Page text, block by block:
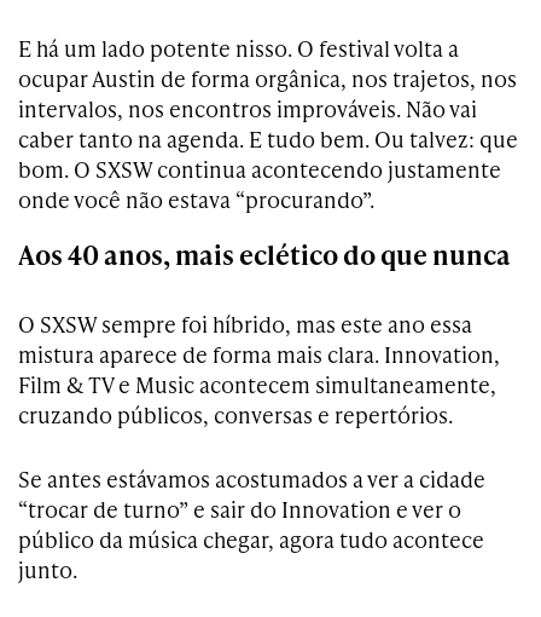
E há um lado potente nisso. O festival volta a
ocupar Austin de forma orgânica, nos trajetos, nos
intervalos, nos encontros improváveis. Não vai
caber tanto na agenda. E tudo bem. Ou talvez: que
bom. O SXSW continua acontecendo justamente
onde você não estava “procurando”.
Aos 40 anos, mais eclético do que nunca
O SXSW sempre foi híbrido, mas este ano essa
mistura aparece de forma mais clara. Innovation,
Film & TV e Music acontecem simultaneamente,
cruzando públicos, conversas e repertórios.
Se antes estávamos acostumados a ver a cidade
“trocar de turno” e sair do Innovation e ver o
público da música chegar, agora tudo acontece
junto.